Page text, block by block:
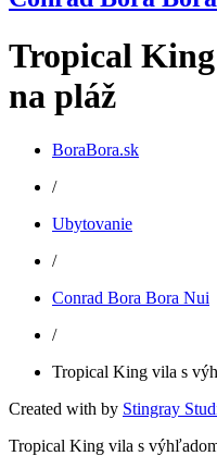
Tropical
na pláž
BoraBora.sk
/
Ubytovanie
/
Conrad Bora Bora Nui
/
Tropical King vila s
Created with by Stingray
Tropical King vila s